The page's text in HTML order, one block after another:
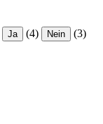
Ja (4) Nein (3)